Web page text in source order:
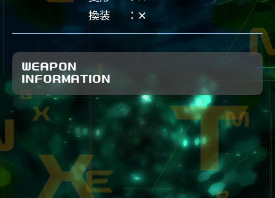
換装
✕
WEAPON
INFORMATION